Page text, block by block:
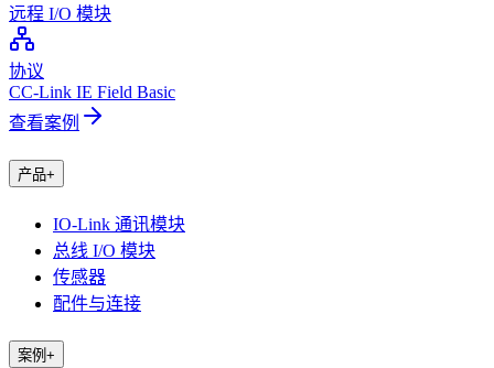
远程 I/O 模块
协议
CC-Link IE Field Basic
查看案例
产品+
IO-Link 通讯模块
总线 I/O 模块
传感器
配件与连接
案例 +